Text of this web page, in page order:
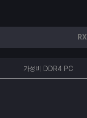
가성비 DDR4 PC